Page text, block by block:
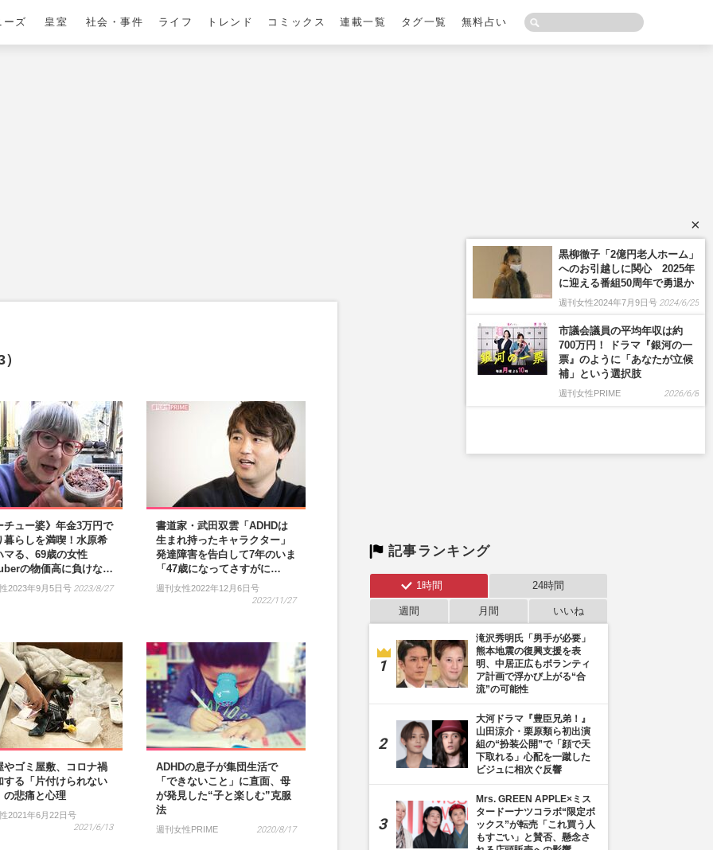
ーズ 皇室 社会・事件 ライフ トレンド コミックス 連載一覧 タグ一覧 無料占い
チュー婆》年金3万円で
暮らしを満喫！水原希
マる、69歳の女性
の物価高に負けな…
2023年9月5日号 2023/8/27
書道家・武田双雲「ADHDは
生まれ持ったキャラクター」
発達障害を告白して7年のいま
「47歳になってさすがに…
週刊女性2022年12月6日号
2022/11/27
やゴミ屋敷、コロナ禍
する「片付けられない
の悲痛と心理
2021年6月22日号
2021/6/13
ADHDの息子が集団生活で
「できないこと」に直面、母
が発見した“子と楽しむ”克服
法
週刊女性PRIME 2020/8/17
記事ランキング
1時間 24時間
週間 月間 いいね
滝沢秀明氏「男手が必要」
熊本地震の復興支援を表
明、中居正広もボランティ
ア計画で浮かび上がる“合
流”の可能性
大河ドラマ『豊臣兄弟！』
山田涼介・栗原類ら初出演
組の“扮装公開”で「顔で天
下取れる」心配を一蹴した
ビジュに相次ぐ反響
Mrs. GREEN APPLE×ミス
タードーナツコラボ“限定ボ
ックス”が転売「これ買う人
もすごい」と賛否、懸念さ
×
黒柳徹子「2億円老人ホーム」
へのお引越しに関心 2025年
に迎える番組50周年で勇退か
週刊女性2024年7月9日号 2024/6/25
市議会議員の平均年収は約
700万円！ ドラマ『銀河の一
票』のように「あなたが立候
補」という選択肢
週刊女性PRIME 2026/6/8